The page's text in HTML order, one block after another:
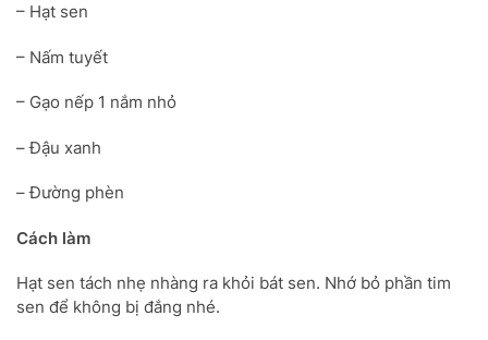
– Hạt sen
– Nấm tuyết
– Gạo nếp 1 nắm nhỏ
– Đậu xanh
– Đường phèn
Cách làm
Hạt sen tách nhẹ nhàng ra khỏi bát sen. Nhớ bỏ phần tim
sen để không bị đắng nhé.